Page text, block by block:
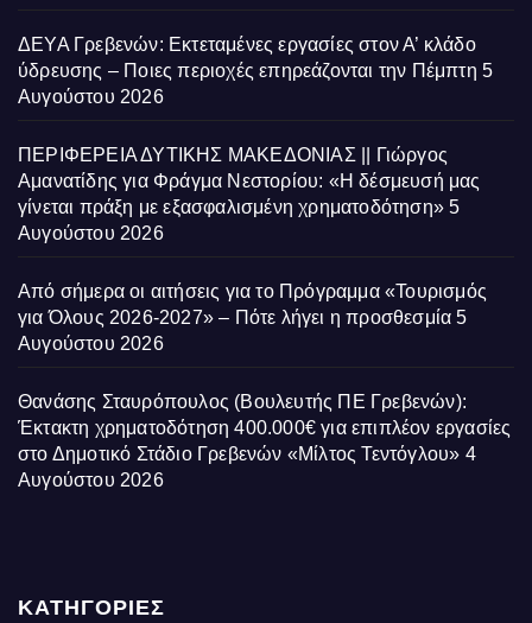
ΔΕΥΑ Γρεβενών: Εκτεταμένες εργασίες στον Α’ κλάδο
ύδρευσης – Ποιες περιοχές επηρεάζονται την Πέμπτη 5
Αυγούστου 2026
ΠΕΡΙΦΕΡΕΙΑ ΔΥΤΙΚΗΣ ΜΑΚΕΔΟΝΙΑΣ || Γιώργος
Αμανατίδης για Φράγμα Νεστορίου: «Η δέσμευσή μας
γίνεται πράξη με εξασφαλισμένη χρηματοδότηση» 5
Αυγούστου 2026
Από σήμερα οι αιτήσεις για το Πρόγραμμα «Τουρισμός
για Όλους 2026-2027» – Πότε λήγει η προσθεσμία 5
Αυγούστου 2026
Θανάσης Σταυρόπουλος (Βουλευτής ΠΕ Γρεβενών):
Έκτακτη χρηματοδότηση 400.000€ για επιπλέον εργασίες
στο Δημοτικό Στάδιο Γρεβενών «Μίλτος Τεντόγλου» 4
Αυγούστου 2026
ΚΑΤΗΓΟΡΙΕΣ